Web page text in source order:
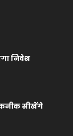
निवेश
सीखेंगे